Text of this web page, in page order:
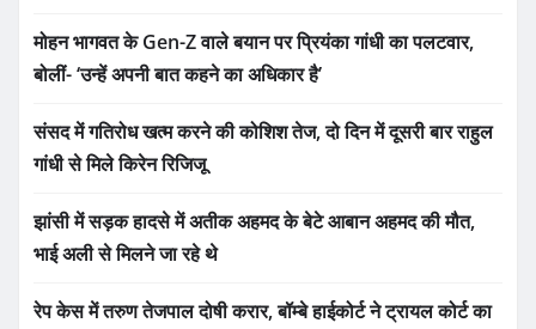
मोहन भागवत के Gen-Z वाले बयान पर प्रियंका गांधी का पलटवार,
बोलीं- ‘उन्हें अपनी बात कहने का अधिकार है’
संसद में गतिरोध खत्म करने की कोशिश तेज, दो दिन में दूसरी बार राहुल
गांधी से मिले किरेन रिजिजू
झांसी में सड़क हादसे में अतीक अहमद के बेटे आबान अहमद की मौत,
भाई अली से मिलने जा रहे थे
रेप केस में तरुण तेजपाल दोषी करार, बॉम्बे हाईकोर्ट ने ट्रायल कोर्ट का